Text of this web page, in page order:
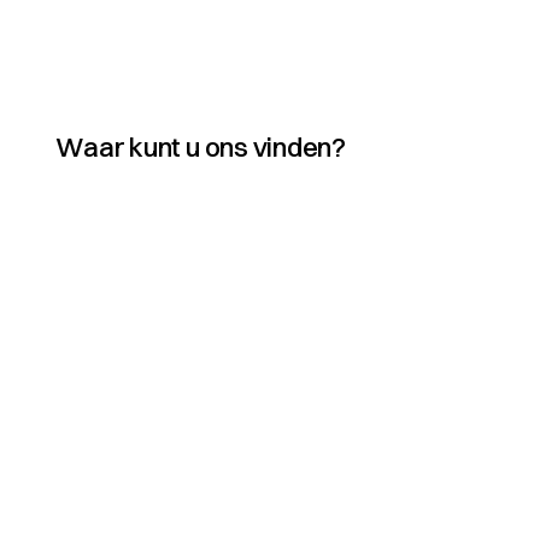
Waar kunt u ons vinden?